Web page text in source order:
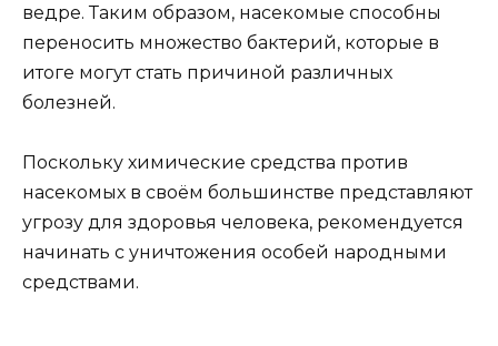
ведре. Таким образом, насекомые способны
переносить множество бактерий, которые в
итоге могут стать причиной различных
болезней.
Поскольку химические средства против
насекомых в своём большинстве представляют
угрозу для здоровья человека, рекомендуется
начинать с уничтожения особей народными
средствами.